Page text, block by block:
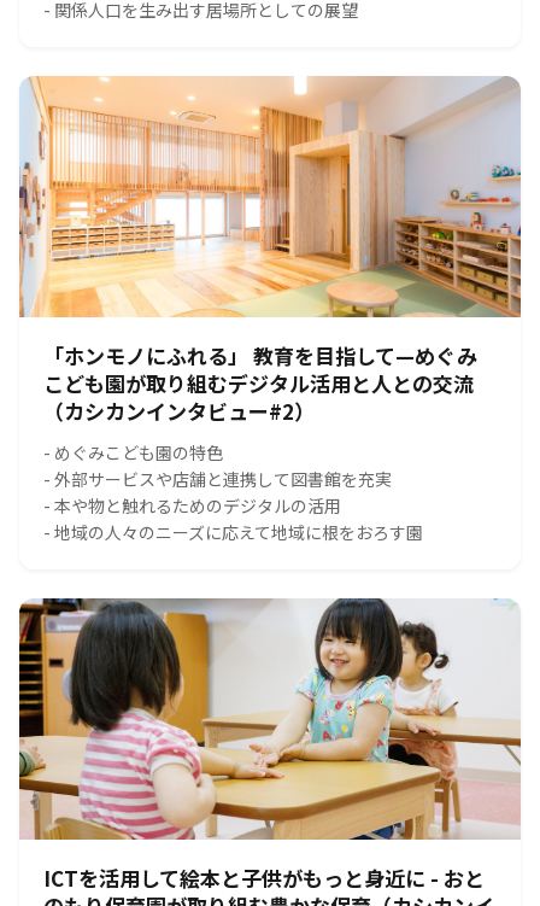
- 関係人口を生み出す居場所としての展望
「ホンモノにふれる」 教育を目指して—めぐみ
こども園が取り組むデジタル活用と人との交流
（カシカンインタビュー#2）
- めぐみこども園の特色
- 外部サービスや店舗と連携して図書館を充実
- 本や物と触れるためのデジタルの活用
- 地域の人々のニーズに応えて地域に根をおろす園
ICTを活用して絵本と子供がもっと身近に - おと